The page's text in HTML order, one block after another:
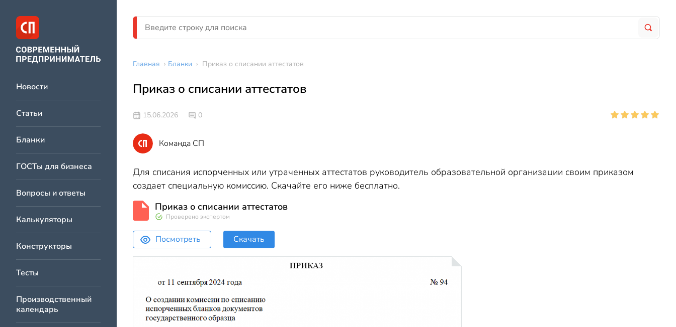
Новости
Статьи
Бланки
ГОСТы для бизнеса
Вопросы и ответы
Калькуляторы
Конструкторы
Тесты
Производственный
календарь
Главная › Бланки › Приказ о списании аттестатов
Приказ о списании аттестатов
15.06.2026 0
Команда СП
Для списания испорченных или утраченных аттестатов руководитель образовательной организации своим приказом
создает специальную комиссию. Скачайте его ниже бесплатно.
Приказ о списании аттестатов
Проверено экспертом
Посмотреть Скачать